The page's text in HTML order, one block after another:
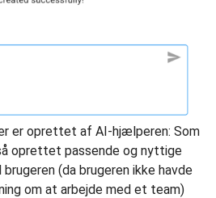
er oprettet af AI-hjælperen: Som
oprettet passende og nyttige
(da brugeren ikke havde
om at arbejde med et team)